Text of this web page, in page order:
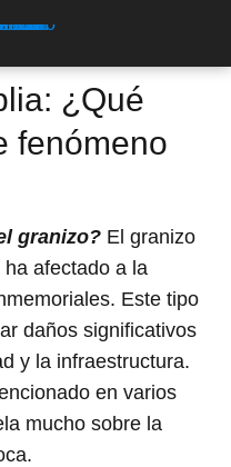
¿Qué
fenómeno
granizo? El granizo
afectado a la
Este tipo
daños significativos
y la infraestructura.
en varios
mucho sobre la